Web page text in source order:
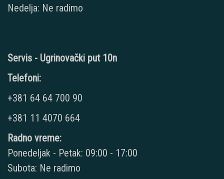
Nedelja: Ne radimo
Servis - Ugrinovački put 10n
Telefoni:
+381 64 64 700 90
+381 11 4070 664
Radno vreme:
Ponedeljak - Petak: 09:00 - 17:00
Subota: Ne radimo